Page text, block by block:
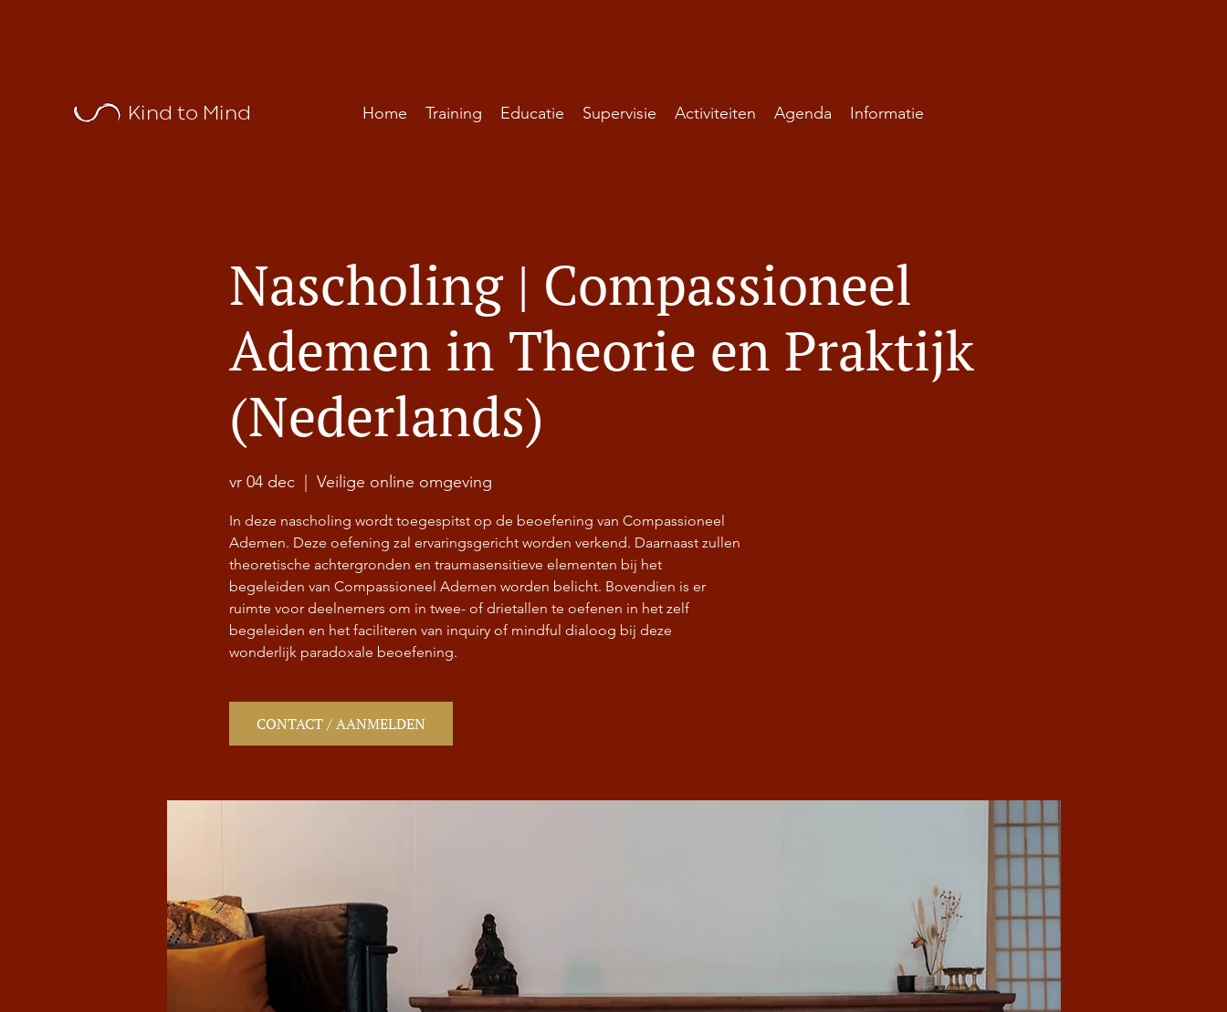
Kind to Mind Home Training Educatie Supervisie Activiteiten Agenda Informatie
Nascholing | Compassioneel
Ademen in Theorie en Praktijk
(Nederlands)
vr 04 dec
  |
Veilige online omgeving
In deze nascholing wordt toegespitst op de beoefening van Compassioneel
Ademen. Deze oefening zal ervaringsgericht worden verkend. Daarnaast zullen
theoretische achtergronden en traumasensitieve elementen bij het
begeleiden van Compassioneel Ademen worden belicht. Bovendien is er
ruimte voor deelnemers om in twee- of drietallen te oefenen in het zelf
begeleiden en het faciliteren van inquiry of mindful dialoog bij deze
wonderlijk paradoxale beoefening.
CONTACT / AANMELDEN